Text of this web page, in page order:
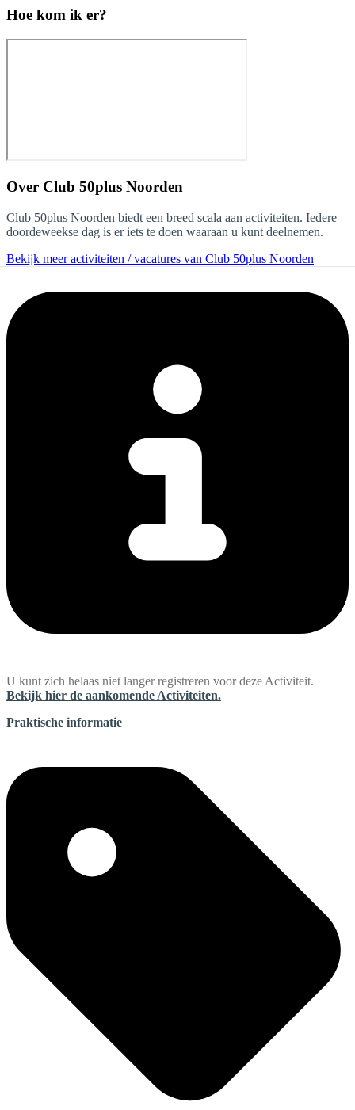
Hoe kom ik er?
Over Club 50plus Noorden
Club 50plus Noorden biedt een breed scala aan activiteiten. Iedere
doordeweekse dag is er iets te doen waaraan u kunt deelnemen.
Bekijk meer activiteiten / vacatures van Club 50plus Noorden
U kunt zich helaas niet langer registreren voor deze Activiteit.
Bekijk hier de aankomende Activiteiten.
Praktische informatie